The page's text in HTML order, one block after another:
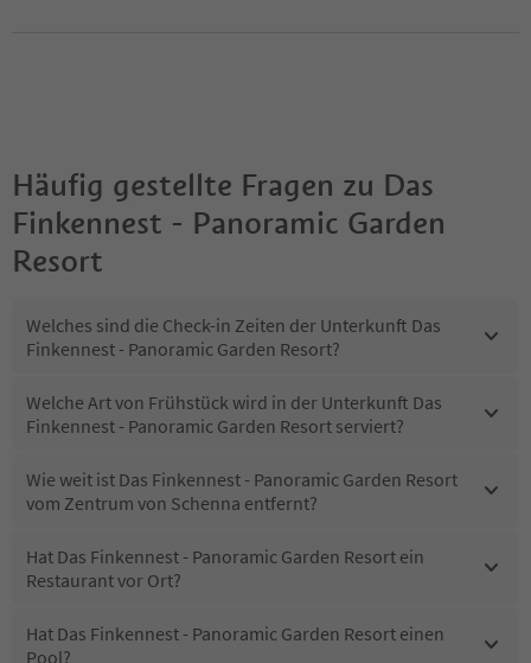
Häufig gestellte Fragen zu Das
Finkennest - Panoramic Garden
Resort
Welches sind die Check-in Zeiten der Unterkunft Das
Finkennest - Panoramic Garden Resort?
Welche Art von Frühstück wird in der Unterkunft Das
Finkennest - Panoramic Garden Resort serviert?
Wie weit ist Das Finkennest - Panoramic Garden Resort
vom Zentrum von Schenna entfernt?
Hat Das Finkennest - Panoramic Garden Resort ein
Restaurant vor Ort?
Hat Das Finkennest - Panoramic Garden Resort einen
Pool?